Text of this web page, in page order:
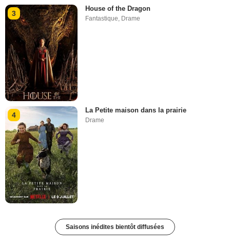
3
House of the Dragon
Fantastique, Drame
4
La Petite maison dans la prairie
Drame
Saisons inédites bientôt diffusées